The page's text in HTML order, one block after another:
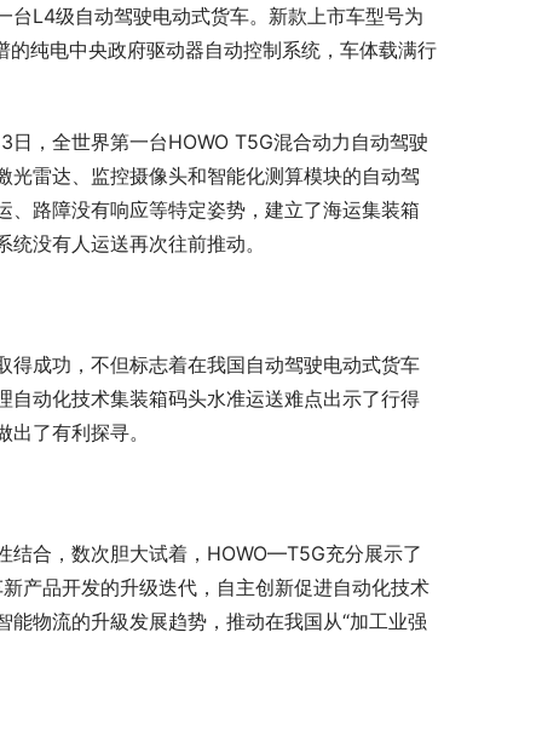
L4级自动驾驶电动式货车。新款上市车型号为
纯电中央政府驱动器自动控制系统，车体载满行
全世界第一台HOWO T5G混合动力自动驾驶
雷达、监控摄像头和智能化测算模块的自动驾
路障没有响应等特定姿势，建立了海运集装箱
没有人运送再次往前推动。